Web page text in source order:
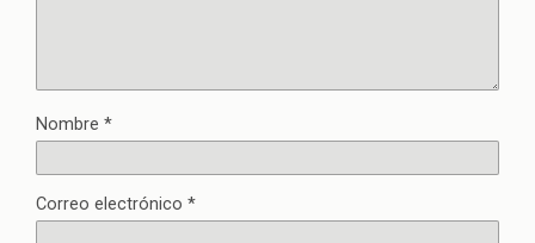
Nombre *
Correo electrónico *